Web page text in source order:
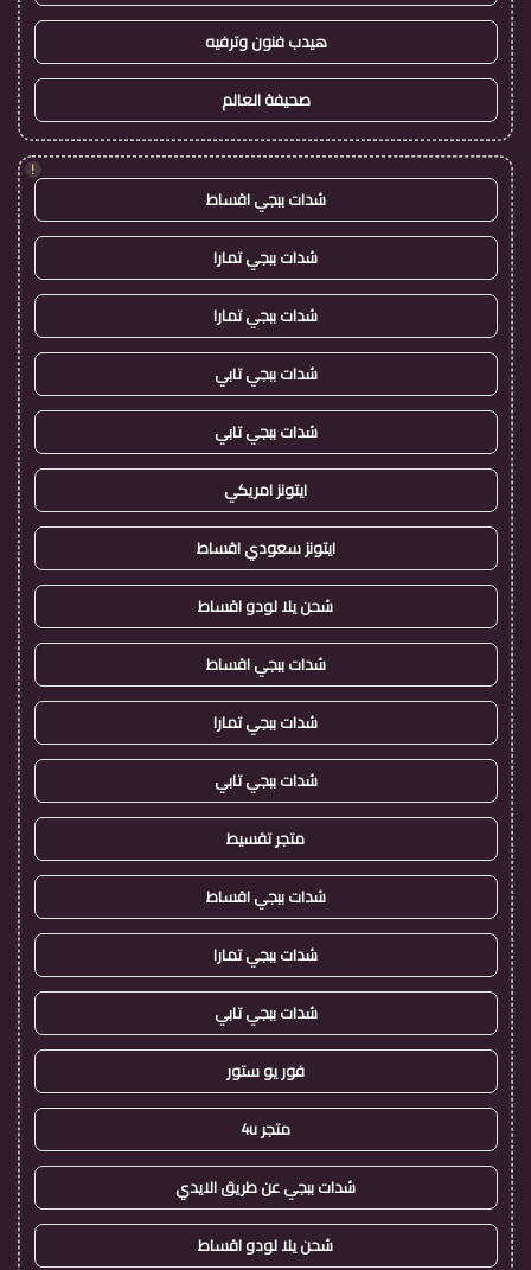
هيدب فنون وترفيه
صحيفة العالم
!
شدات ببجي اقساط
شدات ببجي تمارا
شدات ببجي تمارا
شدات ببجي تابي
شدات ببجي تابي
ايتونز امريكي
ايتونز سعودي اقساط
شحن يلا لودو اقساط
شدات ببجي اقساط
شدات ببجي تمارا
شدات ببجي تابي
متجر تقسيط
شدات ببجي اقساط
شدات ببجي تمارا
شدات ببجي تابي
فور يو ستور
متجر 4u
شدات ببجي عن طريق الايدي
شحن يلا لودو اقساط